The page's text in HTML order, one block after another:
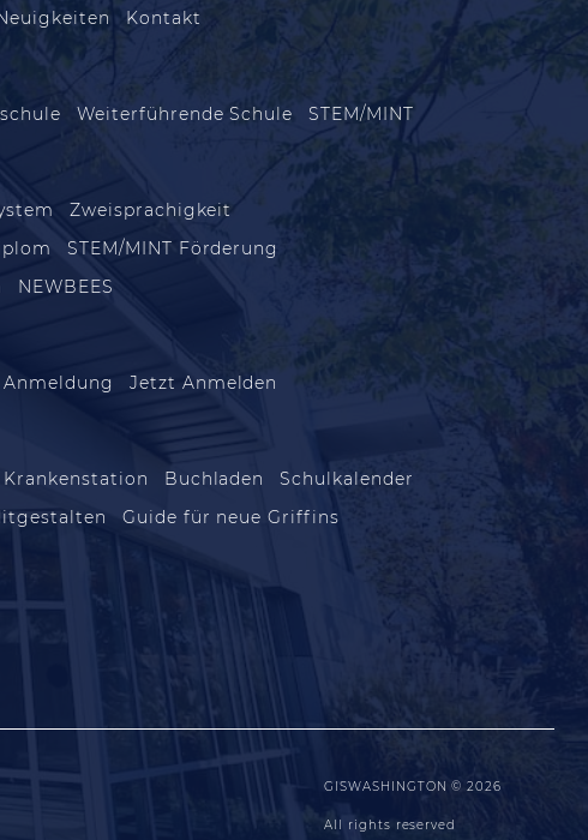
Kontakt
Weiterführende Schule STEM/MINT
Zweisprachigkeit
STEM/MINT Förderung
NEWBEES
Anmeldung Jetzt Anmelden
Krankenstation Buchladen
Schulkalender
Guide für neue Griffins
GISWASHINGTON © 2026
All rights reserved